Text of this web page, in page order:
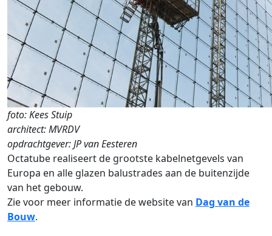
foto: Kees Stuip
architect: MVRDV
opdrachtgever: JP van Eesteren
Octatube realiseert de grootste kabelnetgevels van
Europa en alle glazen balustrades aan de buitenzijde
van het gebouw.
Zie voor meer informatie de website van Dag van de
Bouw.